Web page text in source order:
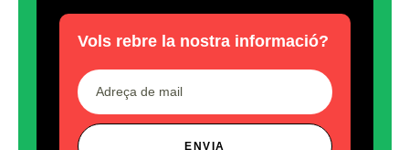
Vols rebre la nostra informació?
ENVIA